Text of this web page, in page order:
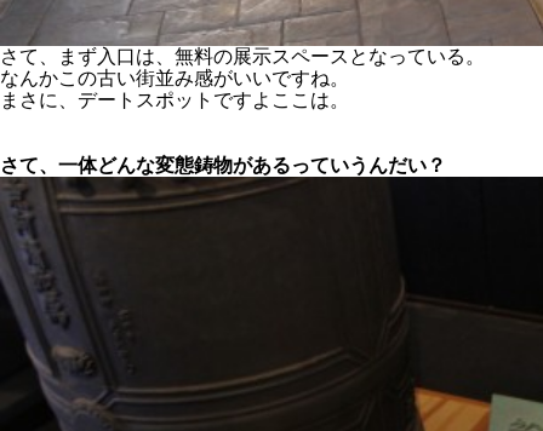
さて、まず入口は、無料の展示スペースとなっている。
なんかこの古い街並み感がいいですね。
まさに、デートスポットですよここは。
さて、一体どんな変態鋳物があるっていうんだい？